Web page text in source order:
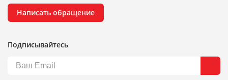
Написать обращение
Подписывайтесь